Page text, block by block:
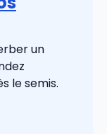
un
le semis.